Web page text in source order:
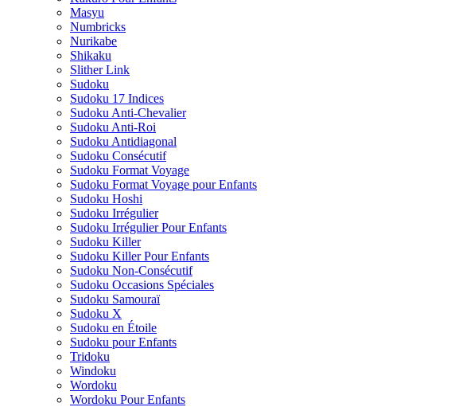
Masyu
Numbricks
Nurikabe
Shikaku
Slither Link
Sudoku
Sudoku 17 Indices
Sudoku Anti-Chevalier
Sudoku Anti-Roi
Sudoku Antidiagonal
Sudoku Consécutif
Sudoku Format Voyage
Sudoku Format Voyage pour Enfants
Sudoku Hoshi
Sudoku Irrégulier
Sudoku Irrégulier Pour Enfants
Sudoku Killer
Sudoku Killer Pour Enfants
Sudoku Non-Consécutif
Sudoku Occasions Spéciales
Sudoku Samouraï
Sudoku X
Sudoku en Étoile
Sudoku pour Enfants
Tridoku
Windoku
Wordoku
Wordoku Pour Enfants